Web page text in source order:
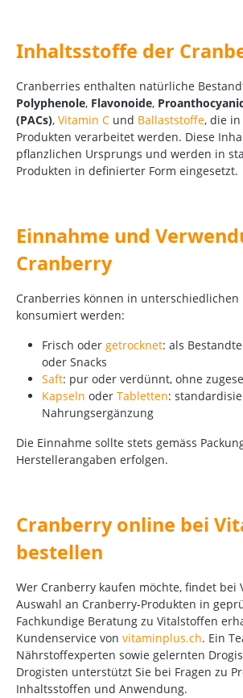
Inhaltsstoffe der
Cranberries enthalten natürliche
Polyphenole, Flavonoide,
(PACs), Vitamin C und Ballaststoffe, die
Produkten verarbeitet werden. Diese
pflanzlichen Ursprungs und werden in
Produkten in definierter Form eingesetzt.
Einnahme und
Cranberry
Cranberries können in unterschiedlichen
konsumiert werden:
Frisch oder getrocknet: als
oder Snacks
Saft: pur oder verdünnt, ohne
Kapseln oder Tabletten:
Nahrungsergänzung
Die Einnahme sollte stets gemäss
Herstellerangaben erfolgen.
Cranberry online bei
bestellen
Wer Cranberry kaufen möchte, findet bei
Auswahl an Cranberry-Produkten in
Fachkundige Beratung zu Vitalstoffen
Kundenservice von vitaminplus.ch. Ein
Nährstoffexperten sowie gelernten
Drogisten unterstützt Sie bei Fragen zu
Inhaltsstoffen und Anwendung.